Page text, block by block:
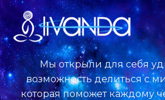
Мы открыли для себя
возможность делиться с
которая поможет каждому